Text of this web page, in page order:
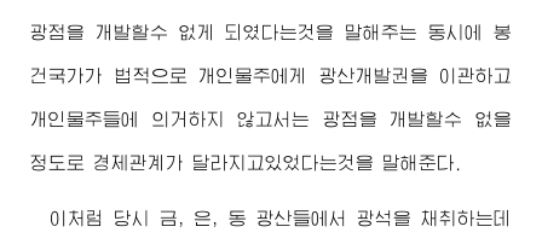
광점을 개발할수 없게 되였다는것을 말해주는 동시에 봉
건국가가 법적으로 개인물주에게 광산개발권을 이관하고
개인물주들에 의거하지 않고서는 광점을 개발할수 없을
정도로 경제관계가 달라지고있었다는것을 말해준다.
이처럼 당시 금, 은, 동 광산들에서 광석을 채취하는데